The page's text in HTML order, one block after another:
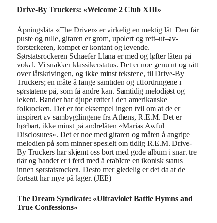
Drive-By Truckers: «Welcome 2 Club XIII»
Åpningslåta «The Driver» ervirkelig en mektig låt. Den får
puste og rulle, gitaren er grom, upolert og rett–ut–av-
forsterkeren, kompet er kontant og levende.
Sørstatsrockeren SchaeferLlana er med og løfter låten på
vokal. Vi snakker klassikerstatus. Det er noe genuint og rått
overlåtskrivingen, og ikke minst tekstene, til Drive-By
Truckers; en måte å fange samtiden og utfordringene i
sørstatene på, som få andre kan. Samtidig melodiøst og
lekent. Bander har djupe røtter i den amerikanske
folkrocken. Det er for eksempel ingen tvil om at de er
inspirert av sambygdingene fra Athens, R.E.M. Det er
hørbart, ikke minst på andrelåten «Marias Awful
Disclosures». Det er noe med gitaren og måten å angripe
melodien på som minner spesielt om tidlig R.E.M. Drive-
By Truckers har skjemt oss bort med gode album i snart tre
tiårog bandet er i ferd med å etablere en ikonisk status
innen sørstatsrocken. Desto mer gledelig er det da at de
fortsatt har mye på lager. (JEE)
The Dream Syndicate: «Ultraviolet Battle Hymns and
True Confessions»